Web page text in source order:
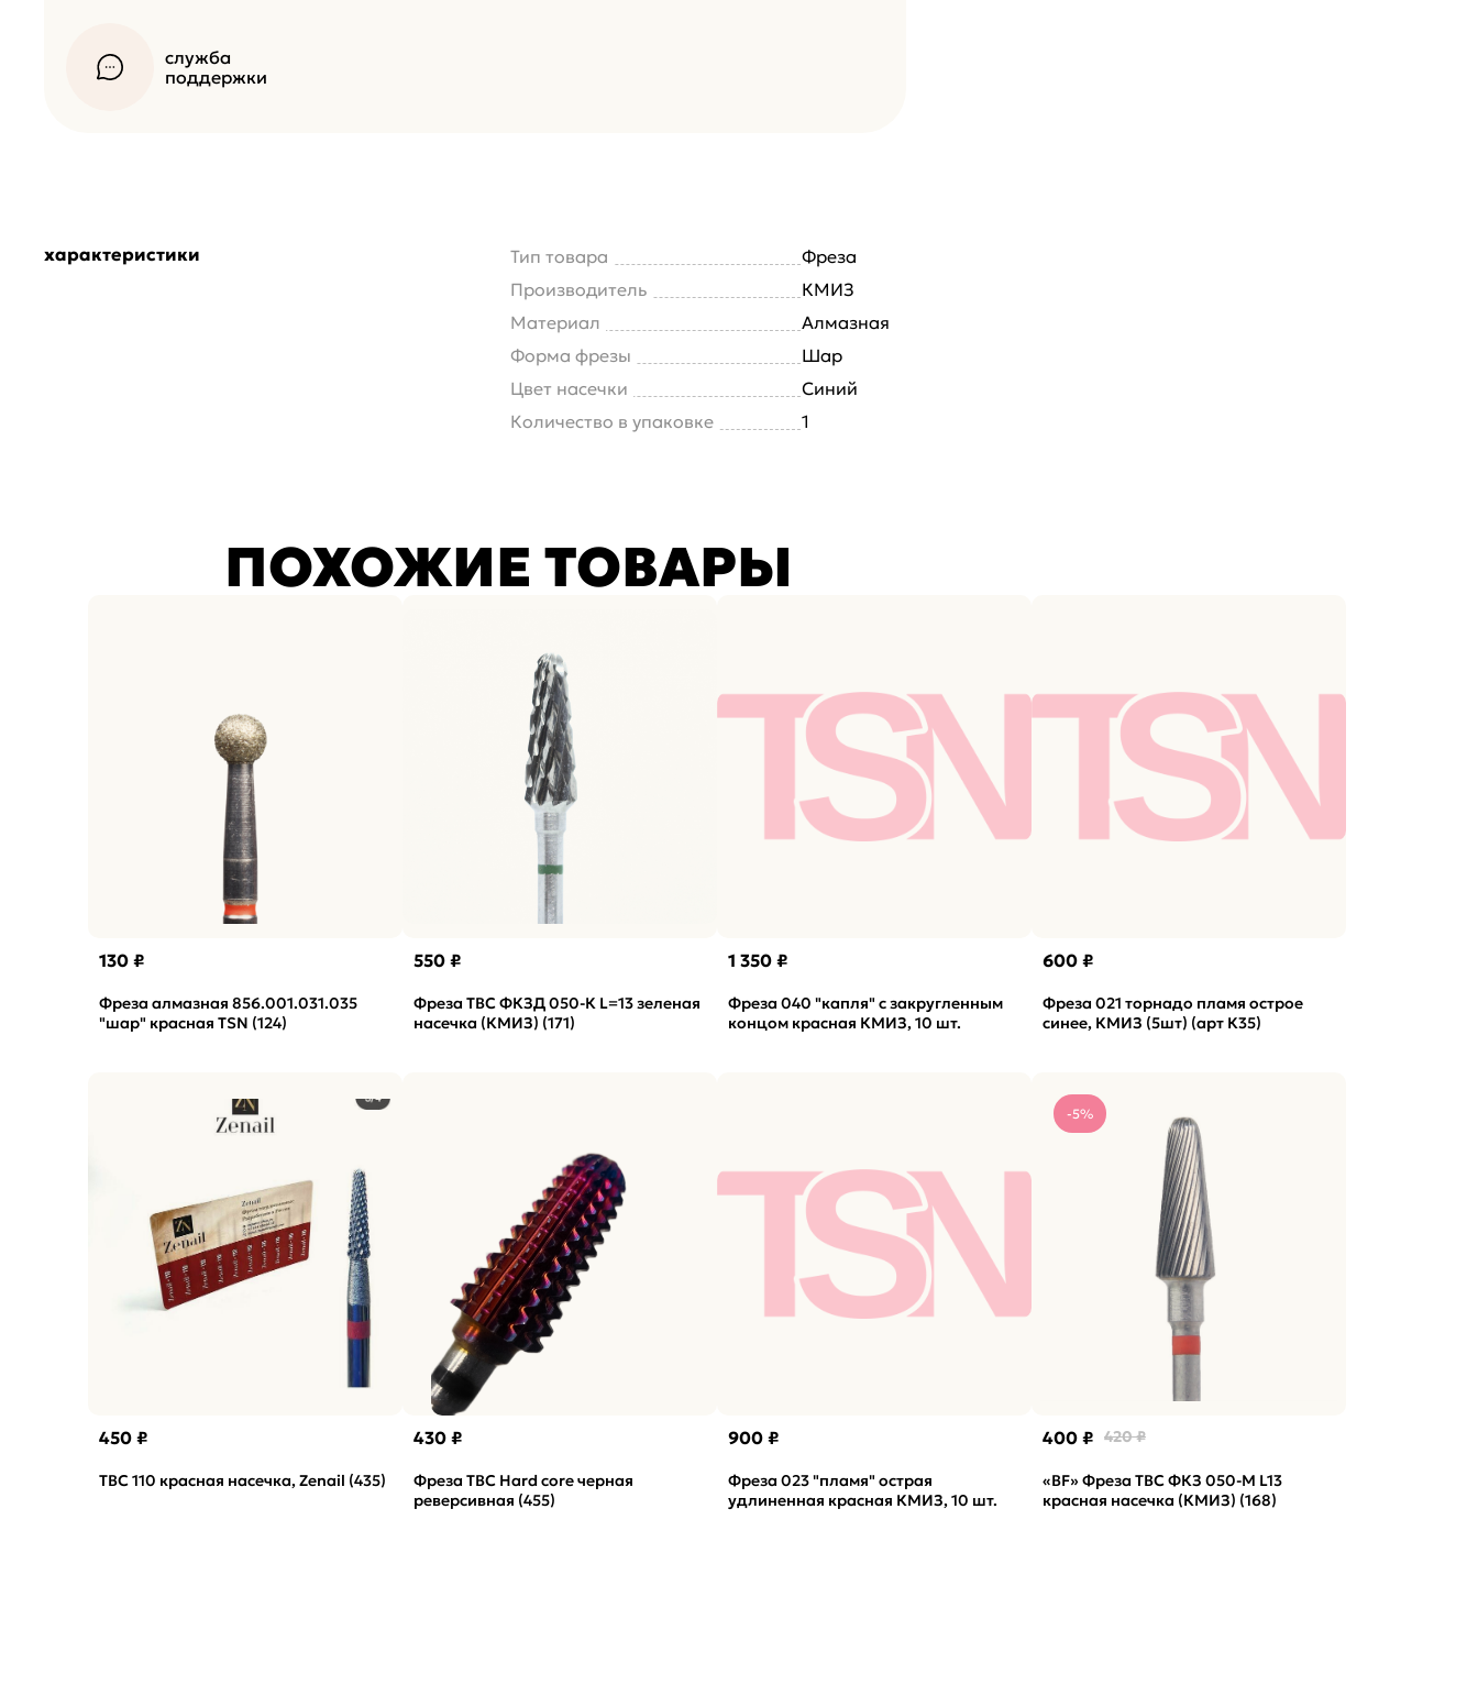
служба
поддержки
характеристики Тип товара
Фреза
Производитель
КМИЗ
Материал
Алмазная
Форма фрезы
Шар
Цвет насечки
Синий
Количество в упаковке
1
ПОХОЖИЕ ТОВАРЫ
130 ₽
Фреза алмазная 856.001.031.035
"шар" красная TSN (124)
550 ₽
Фреза ТВС ФКЗД 050-К L=13 зеленая
насечка (КМИЗ) (171)
1 350 ₽
Фреза 040 "капля" с закругленным
концом красная КМИЗ, 10 шт.
600 ₽
Фреза 021 торнадо пламя острое
синее, КМИЗ (5шт) (арт К35)
450 ₽
ТВС 110 красная насечка, Zenail (435)
430 ₽
Фреза ТВС Hard core черная
реверсивная (455)
900 ₽
Фреза 023 "пламя" острая
удлиненная красная КМИЗ, 10 шт.
-5%
400 ₽ 420 ₽
«BF» Фреза ТВС ФКЗ 050-М L13
красная насечка (КМИЗ) (168)